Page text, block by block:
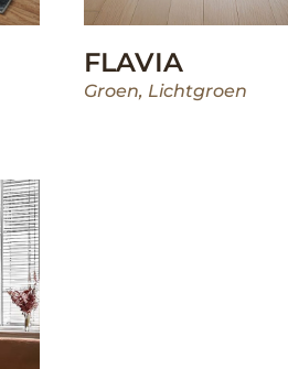
FLAVIA
Groen, Lichtgroen